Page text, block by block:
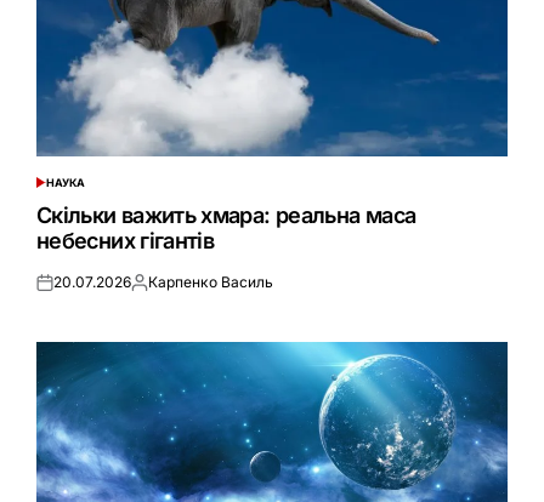
ОПУБЛІКУВАТИ
НАУКА
Скільки важить хмара: реальна маса
небесних гігантів
Оприлюднено
20.07.2026Опубліковано
Карпенко Василь